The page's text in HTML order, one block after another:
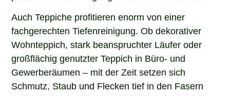
Auch Teppiche profitieren enorm von einer
fachgerechten Tiefenreinigung. Ob dekorativer
Wohnteppich, stark beanspruchter Läufer oder
großflächig genutzter Teppich in Büro- und
Gewerberäumen – mit der Zeit setzen sich
Schmutz, Staub und Flecken tief in den Fasern